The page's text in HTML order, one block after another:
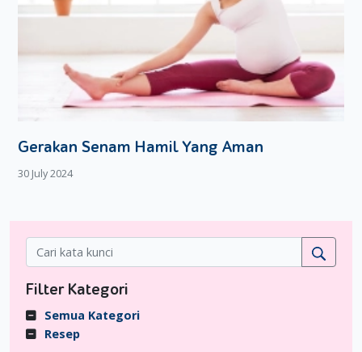
Gerakan Senam Hamil Yang Aman
30 July 2024
Filter Kategori
Semua Kategori
Resep